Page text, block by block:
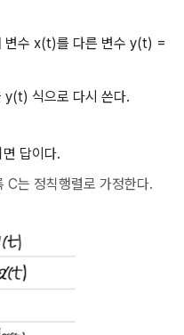
변수 x(t)를 다른 변수 y(t) =
y(t) 식으로 다시 쓴다.
답이다.
C는 정칙행렬로 가정한다.